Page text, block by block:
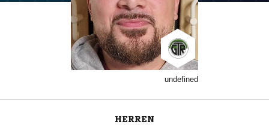
undefined
HERREN